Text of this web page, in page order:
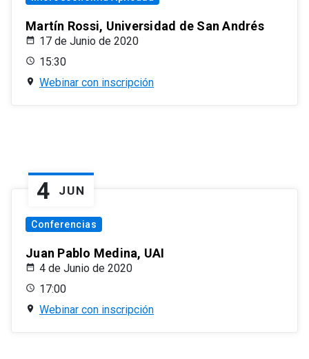
Martín Rossi, Universidad de San Andrés
17 de Junio de 2020
15:30
Webinar con inscripción
4 JUN
Conferencias
Juan Pablo Medina, UAI
4 de Junio de 2020
17:00
Webinar con inscripción